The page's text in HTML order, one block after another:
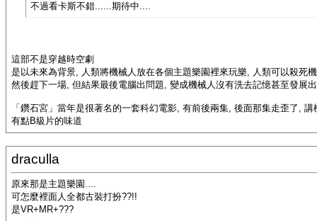
不過看卡斯不錯......期待中....
這部不是穿越時空劇
是以未來為背景, 人類將機械人放在各個主題樂園裡來玩樂, 人類可以殺死
然後趕下一場, 但結果最後電腦出問題, 變成機械人沒有洗去記憶甚至發展
「鑽石宮」當年是很著名的一套科幻電影, 有前後兩集, 後面那集走歪了,
有點B級片的味道
draculla
原來那是主題樂園....
可怎麼裡面人全都古裝打扮??!!
是VR+MR+???